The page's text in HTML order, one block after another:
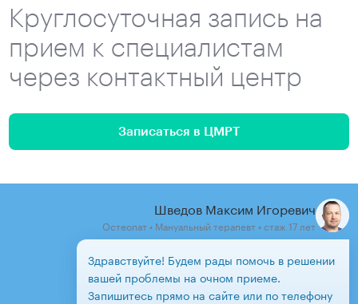
Круглосуточная запись на
прием к специалистам
через контактный центр
Записаться в ЦМРТ
Шведов Максим Игоревич
Остеопат • Мануальный терапевт • стаж 17 лет
Здравствуйте! Будем рады помочь в решении
вашей проблемы на очном приеме.
Запишитесь прямо на сайте или по телефону